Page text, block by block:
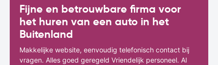
Fijne en betrouwbare firma voor
het huren van een auto in het
Buitenland
Makkelijke website, eenvoudig telefonisch contact bij
vragen. Alles goed geregeld Vriendelijk personeel. Al